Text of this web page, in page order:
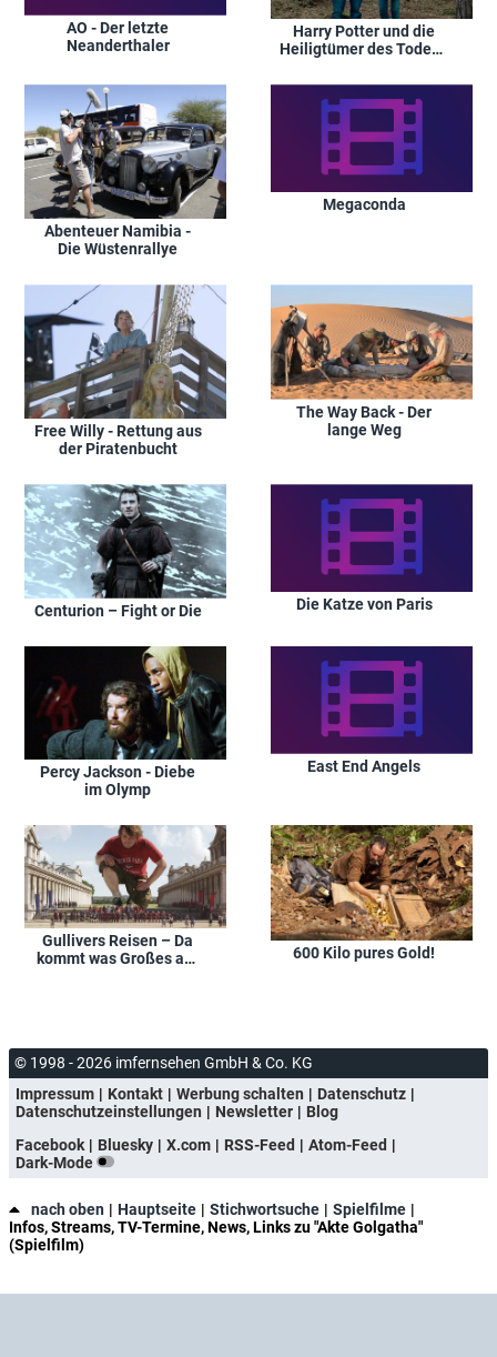
AO - Der letzte
Neanderthaler
Harry Potter und die
Heiligtümer des Todes -
Abenteuer Namibia -
Die Wüstenrallye
Megaconda
Free Willy - Rettung aus
der Piratenbucht
The Way Back - Der
lange Weg
Centurion – Fight or Die Die Katze von Paris
Percy Jackson - Diebe
im Olymp
East End Angels
Gullivers Reisen – Da
kommt was Großes auf
600 Kilo pures Gold!
© 1998 - 2026 imfernsehen GmbH & Co. KG
Impressum
Kontakt Werbung schalten
Datenschutz
Datenschutzeinstellungen
Newsletter
Blog
Facebook
Bluesky X.com RSS-Feed
Atom-Feed
Dark-Mode
nach oben Hauptseite Stichwortsuche
Spielfilme
Infos, Streams, TV-Termine, News, Links zu "Akte Golgatha"
(Spielfilm)